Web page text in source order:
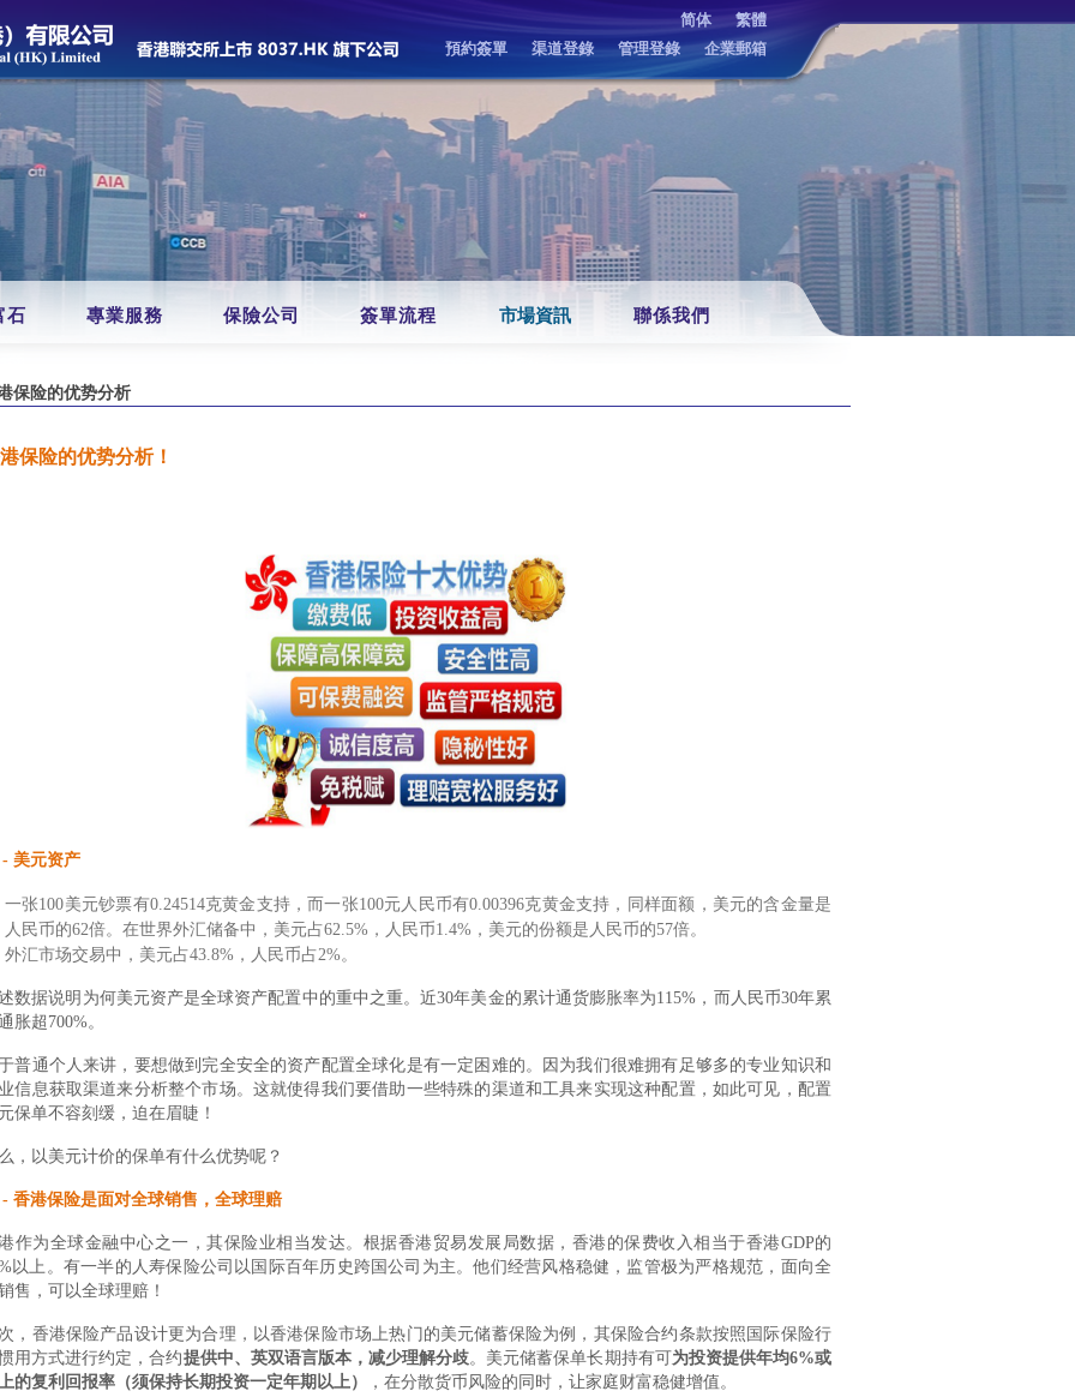
简体
繁體
預約簽單
渠道登錄 管理登錄 企業郵箱
石 專業服務 保險公司 簽單流程 市場資訊 聯係我們
保险的优势分析
保险的优势分析！
- 美元资产
一张100美元钞票有0.24514克黄金支持，而一张100元人民币有0.00396克黄金支持，同样面额，美元的含金量是
人民币的62倍。在世界外汇储备中，美元占62.5%，人民币1.4%，美元的份额是人民币的57倍。
外汇市场交易中，美元占43.8%，人民币占2%。
数据说明为何美元资产是全球资产配置中的重中之重。近30年美金的累计通货膨胀率为115%，而人民币30年累
胀超700%。
普通个人来讲，要想做到完全安全的资产配置全球化是有一定困难的。因为我们很难拥有足够多的专业知识和
信息获取渠道来分析整个市场。这就使得我们要借助一些特殊的渠道和工具来实现这种配置，如此可见，配置
保单不容刻缓，迫在眉睫！
，以美元计价的保单有什么优势呢？
- 香港保险是面对全球销售，全球理赔
作为全球金融中心之一，其保险业相当发达。根据香港贸易发展局数据，香港的保费收入相当于香港GDP的
以上。有一半的人寿保险公司以国际百年历史跨国公司为主。他们经营风格稳健，监管极为严格规范，面向全
售，可以全球理赔！
，香港保险产品设计更为合理，以香港保险市场上热门的美元储蓄保险为例，其保险合约条款按照国际保险行
用方式进行约定，合约提供中、英双语言版本，减少理解分歧。美元储蓄保单长期持有可为投资提供年均6%或
的复利回报率（须保持长期投资一定年期以上）
，在分散货币风险的同时，让家庭财富稳健增值。